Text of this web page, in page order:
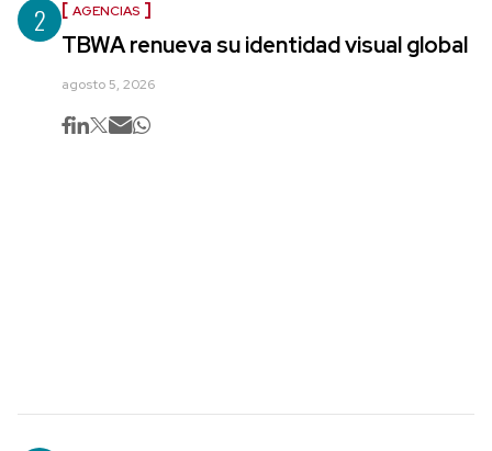
2 AGENCIAS
TBWA renueva su identidad visual global
agosto 5, 2026